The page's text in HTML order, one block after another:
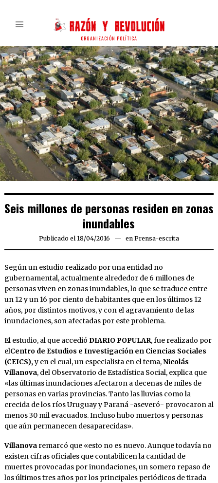
ORGANIZACIÓN POLÍTICA
Seis millones de personas residen en zonas
inundables
Publicado el 18/04/2016 en Prensa-escrita
Según un estudio realizado por una entidad no
gubernamental, actualmente alrededor de 6 millones de
personas viven en zonas inundables, lo que se traduce entre
un 12 y un 16 por ciento de habitantes que en los últimos 12
años, por distintos motivos, y con el agravamiento de las
inundaciones, son afectadas por este problema.
El estudio, al que accedió DIARIO POPULAR, fue realizado por
elCentro de Estudios e Investigación en Ciencias Sociales
(CEICS),y en el cual, un especialista en el tema,Nicolás
Villanova, del Observatorio de Estadística Social, explica que
«las últimas inundaciones afectaron a decenas de miles de
personas en varias provincias. Tanto las lluvias como la
crecida de los ríos Uruguay y Paraná -aseveró- provocaron al
menos 30 mil evacuados. Incluso hubo muertos y personas
que aún permanecen desaparecidas».
Villanovaremarcó que «esto no es nuevo. Aunque todavía no
existen cifras oficiales que contabilicen la cantidad de
muertes provocadas por inundaciones, un somero repaso de
los últimos tres años por los principales periódicos de tirada